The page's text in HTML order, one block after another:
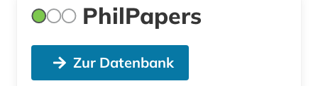
PhilPapers
Zur Datenbank